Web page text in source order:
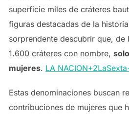
superficie miles de cráteres
figuras destacadas de la
sorprendente descubrir que, de
1.600 cráteres con nombre,
mujeres. ​ LA
Estas denominaciones buscan
contribuciones de mujeres que